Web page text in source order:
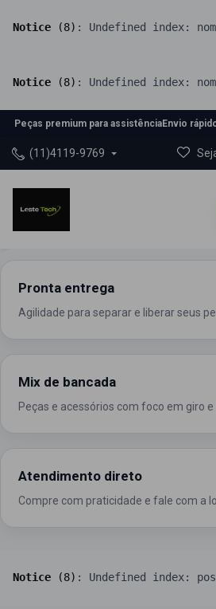
Notice (8) : Undefined index:
Notice (8) : Undefined index:
Peças premium para assistênciaEnvio
(11)4119-9769
Pronta entrega
Agilidade para separar e liberar seus
Mix de bancada
Peças e acessórios com foco em giro e
Atendimento direto
Compre com praticidade e fale com a
Notice (8) : Undefined index: